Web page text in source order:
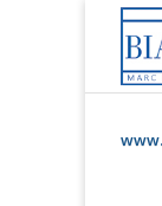
content